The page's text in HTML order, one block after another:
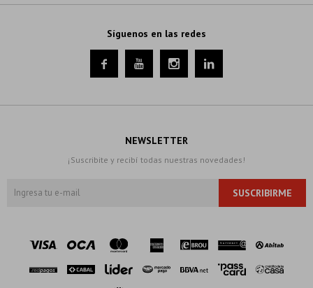
Síguenos en las redes
   
NEWSLETTER
¡Suscribite y recibí todas nuestras novedades!
SUSCRIBIRME